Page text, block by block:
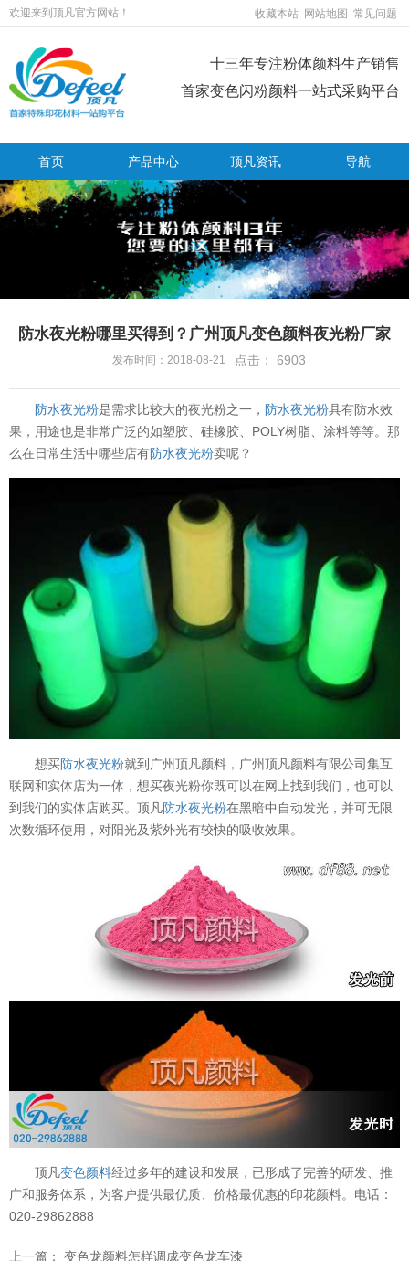
欢迎来到顶凡官方网站！ 收藏本站 网站地图 常见问题
十三年专注粉体颜料生产销售
首家变色闪粉颜料一站式采购平台
首页 产品中心 顶凡资讯 导航
防水夜光粉哪里买得到？广州顶凡变色颜料夜光粉厂家
发布时间：2018-08-21 点击： 6903
防水夜光粉是需求比较大的夜光粉之一， 防水夜光粉具有防水效
果，用途也是非常广泛的如塑胶、硅橡胶、POLY树脂、涂料等等。那
么在日常生活中哪些店有防水夜光粉卖呢？
想买防水夜光粉就到广州顶凡颜料，广州顶凡颜料有限公司集互
联网和实体店为一体，想买夜光粉你既可以在网上找到我们，也可以
到我们的实体店购买。顶凡防水夜光粉在黑暗中自动发光，并可无限
次数循环使用，对阳光及紫外光有较快的吸收效果。
顶凡变色颜料经过多年的建设和发展，已形成了完善的研发、推
广和服务体系，为客户提供最优质、价格最优惠的印花颜料。电话：
020-29862888
上一篇： 变色龙颜料怎样调成变色龙车漆